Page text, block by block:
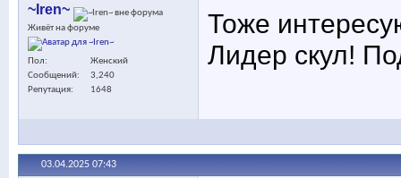
~Iren~
Живёт на форуме
Пол
Женский
Сообщений
3,240
Репутация
1648
Тоже
Лидер скул!
03.04.2025 07:43